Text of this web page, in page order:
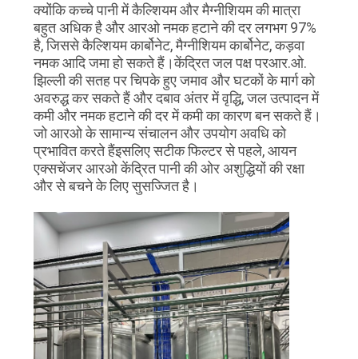
क्योंकि कच्चे पानी में कैल्शियम और मैग्नीशियम की मात्रा
बहुत अधिक है और आरओ नमक हटाने की दर लगभग 97%
है, जिससे कैल्शियम कार्बोनेट, मैग्नीशियम कार्बोनेट, कड़वा
नमक आदि जमा हो सकते हैं।केंद्रित जल पक्ष परआर.ओ.
झिल्ली की सतह पर चिपके हुए जमाव और घटकों के मार्ग को
अवरुद्ध कर सकते हैं और दबाव अंतर में वृद्धि, जल उत्पादन में
कमी और नमक हटाने की दर में कमी का कारण बन सकते हैं।
जो आरओ के सामान्य संचालन और उपयोग अवधि को
प्रभावित करते हैंइसलिए सटीक फिल्टर से पहले, आयन
एक्सचेंजर आरओ केंद्रित पानी की ओर अशुद्धियों की रक्षा
और से बचने के लिए सुसज्जित है।